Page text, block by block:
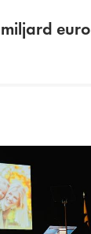
euro